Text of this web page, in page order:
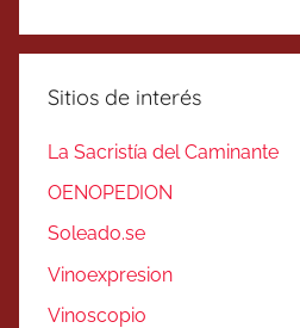
Sitios de interés
La Sacristía del Caminante
OENOPEDION
Soleado.se
Vinoexpresion
Vinoscopio